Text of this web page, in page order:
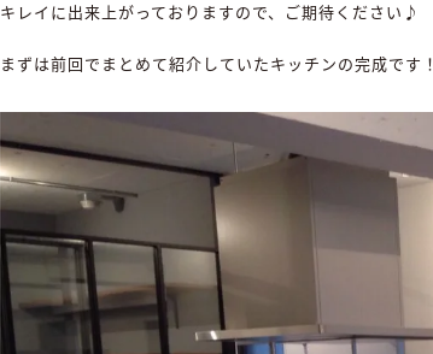
キレイに出来上がっておりますので、ご期待ください♪
まずは前回でまとめて紹介していたキッチンの完成です！